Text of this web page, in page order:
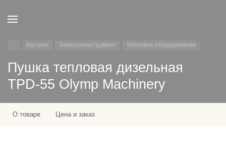
Каталог Электроинструмент Тепловое оборудование
Пушка тепловая дизельная
TPD-55 Olymp Machinery
О товаре Цена и заказ